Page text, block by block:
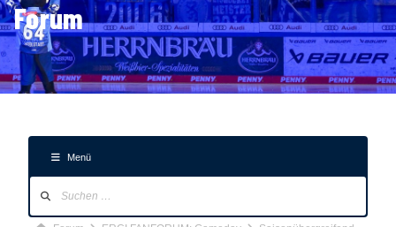
Forum
Menü
Navigation